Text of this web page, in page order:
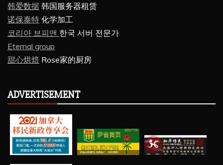
韩爱数据 韩国服务器租赁
诺保泰特 化学加工
코리아 브피앤 한국 서버 전문가
Eternal group
甜心烘焙 Rose家的厨房
ADVERTISEMENT